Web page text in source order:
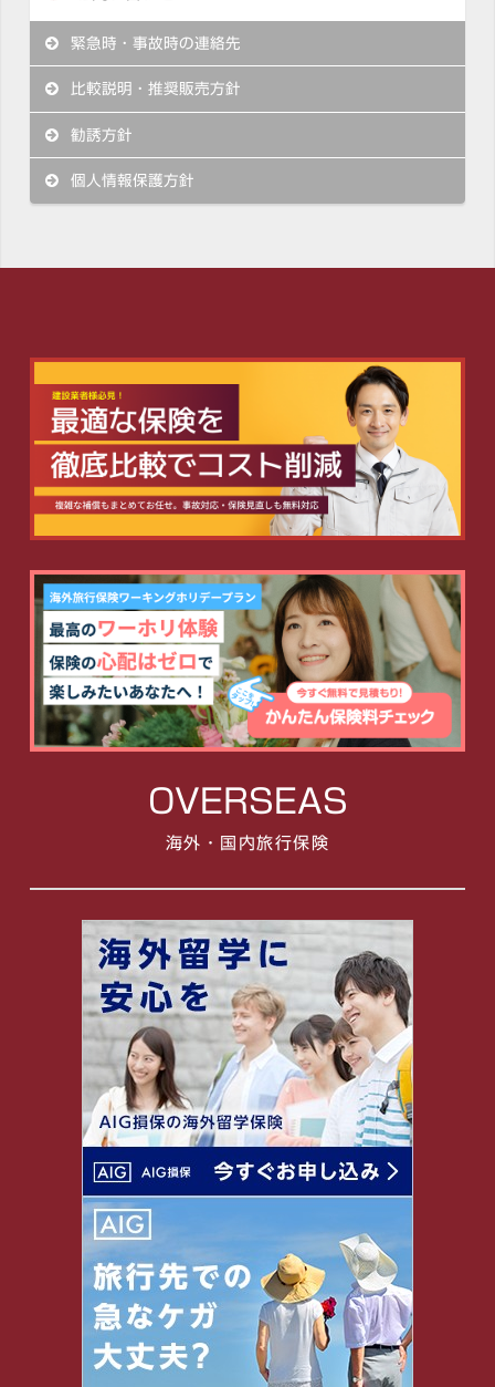
緊急時・事故時の連絡先
比較説明・推奨販売方針
勧誘方針
個人情報保護方針
OVERSEAS
海外・国内旅行保険